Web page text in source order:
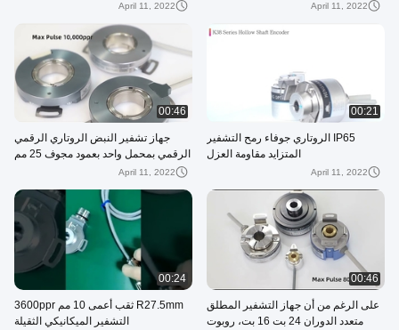
April 11, 2022
April 11, 2022
00:21
IP65 الروتاري جوفاء رمح التشفير
المتزايد مقاومة العزل
April 11, 2022
00:46
جهاز تشفير النبض الروتاري الرقمي
الرقمي بمحمل واحد بعمود مجوف 25 مم
April 11, 2022
00:46
على الرغم من أن جهاز التشفير المطلق
متعدد الدوران 24 بت 16 بت، روبوت
00:24
R27.5mm ثقب أعمى 10 مم 3600ppr
التشفير الميكانيكي الثقيلة